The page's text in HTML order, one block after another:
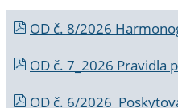
OD č. 8/2026
OD č. 7_2026 Pravidla
OD č. 6/2026